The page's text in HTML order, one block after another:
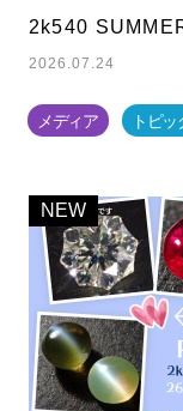
2k540
2026.07.24
メディア トピッ